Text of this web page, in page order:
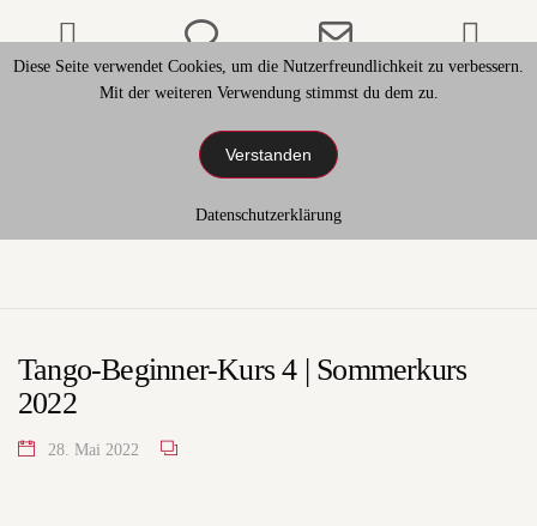
Tango-Beginner-Kurs 4 | Sommerkurs
2022
28. Mai 2022
Diese Seite verwendet Cookies, um die Nutzerfreundlichkeit zu verbessern.
Mit der weiteren Verwendung stimmst du dem zu.
Verstanden
Datenschutzerklärung
Phone
Number
calling
Phone
Number
for
texting
Email
Address